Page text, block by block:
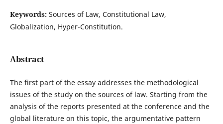
Keywords: Sources of Law, Constitutional Law,
Globalization, Hyper-Constitution.
Abstract
The first part of the essay addresses the methodological
issues of the study on the sources of law. Starting from the
analysis of the reports presented at the conference and the
global literature on this topic, the argumentative pattern